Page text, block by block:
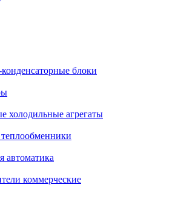
блоки
агрегаты
коммерческие